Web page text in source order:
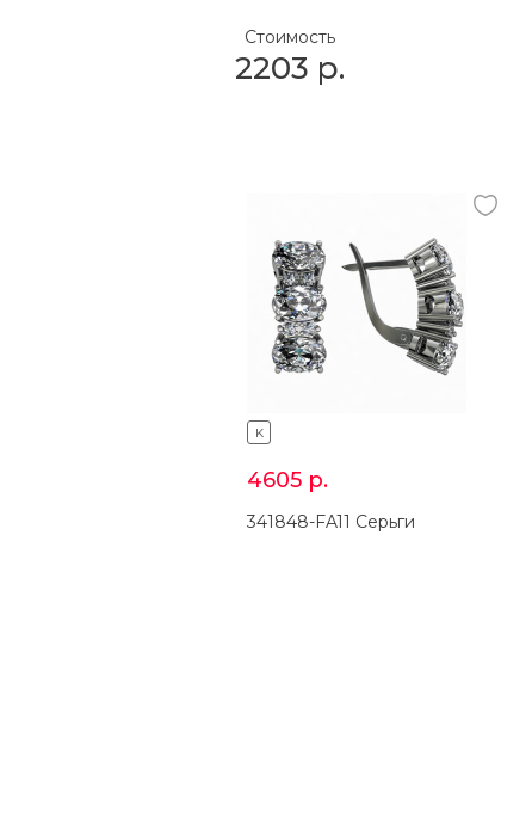
Стоимость
2203 р.
K
4605 р.
341848-FA11 Серьги